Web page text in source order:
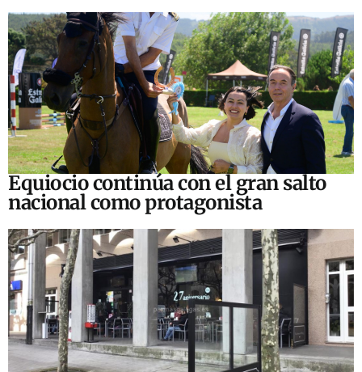
Equiocio continúa con el gran salto
nacional como protagonista